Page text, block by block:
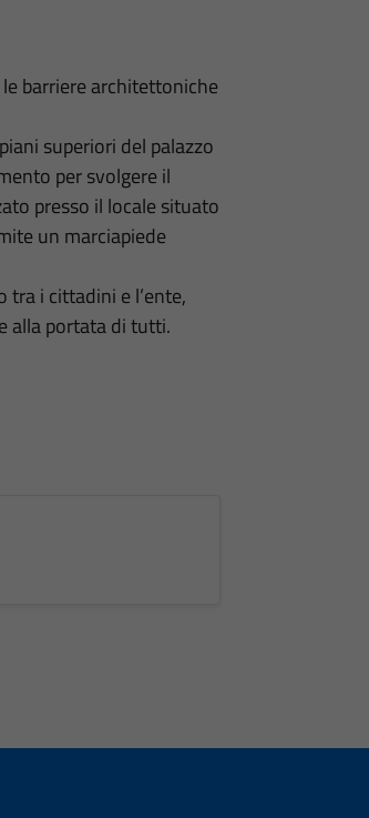
barriere architettoniche
superiori del palazzo
per svolgere il
presso il locale situato
un marciapiede
i cittadini e l’ente,
alla portata di tutti.